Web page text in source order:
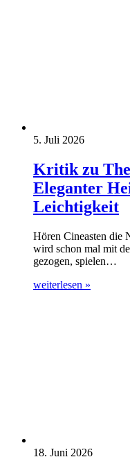
5. Juli 2026
Kritik zu
Eleganter
Leichtigkeit
Hören Cineasten die
wird schon mal mit
gezogen, spielen…
weiterlesen »
18. Juni 2026